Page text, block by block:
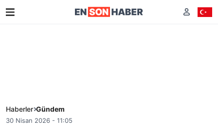
Haberler Gündem
30 Nisan 2026 - 11:05